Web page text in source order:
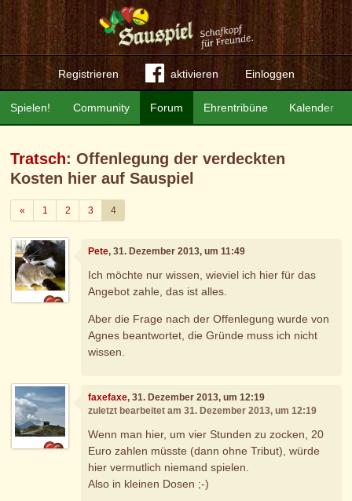
Registrieren aktivieren Einloggen
Community Forum Ehrentribüne Kalender
Spielen!
Tratsch: Offenlegung der verdeckten
Kosten hier auf Sauspiel
«Zurück
1 2 3 4
Pete, 31. Dezember 2013, um 11:49
Ich möchte nur wissen, wieviel ich hier für das
Angebot zahle, das ist alles.
Aber die Frage nach der Offenlegung wurde von
Agnes beantwortet, die Gründe muss ich nicht
wissen.
faxefaxe, 31. Dezember 2013, um 12:19
zuletzt bearbeitet am 31. Dezember 2013, um 12:19
Wenn man hier, um vier Stunden zu zocken, 20
Euro zahlen müsste (dann ohne Tribut), würde
hier vermutlich niemand spielen.
Also in kleinen Dosen ;-)